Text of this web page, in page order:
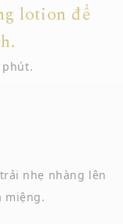
lotion để
phút.
nhẹ nhàng lên
miệng.